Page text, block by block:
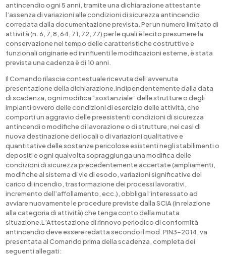
antincendio ogni 5 anni, tramite una dichiarazione attestante
l’assenza di variazioni alle condizioni di sicurezza antincendio
corredata dalla documentazione prevista. Per un numero limitato di
attività (n. 6, 7, 8, 64, 71, 72, 77) per le quali è lecito presumere la
conservazione nel tempo delle caratteristiche costruttive e
funzionali originarie ed ininfluenti le modificazioni esterne, è stata
prevista una cadenza è di 10 anni.
Il Comando rilascia contestuale ricevuta dell’avvenuta
presentazione della dichiarazione.Indipendentemente dalla data
di scadenza, ogni modifica “sostanziale” delle strutture o degli
impianti ovvero delle condizioni di esercizio delle attività, che
comporti un aggravio delle preesistenti condizioni di sicurezza
antincendi o modifiche di lavorazione o di strutture, nei casi di
nuova destinazione dei locali o di variazioni qualitative e
quantitative delle sostanze pericolose esistenti negli stabilimenti o
depositi e ogni qualvolta sopraggiunga una modifica delle
condizioni di sicurezza precedentemente accertate (ampliamenti,
modifiche al sistema di vie di esodo, variazioni significative del
carico di incendio, trasformazione dei processi lavorativi,
incremento dell’affollamento, ecc.), obbliga l’interessato ad
avviare nuovamente le procedure previste dalla SCIA (in relazione
alla categoria di attività) che tenga conto della mutata
situazione.L’Attestazione di rinnovo periodico di conformità
antincendio deve essere redatta secondo il mod. PIN3-2014, va
presentata al Comando prima della scadenza, completa dei
seguenti allegati: